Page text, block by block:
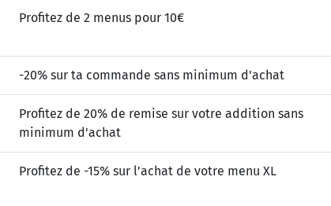
Profitez de 2 menus pour 10€
-20% sur ta commande sans minimum d'achat
Profitez de 20% de remise sur votre addition sans
minimum d'achat
Profitez de -15% sur l'achat de votre menu XL